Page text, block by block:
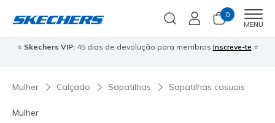
0
MENU
⭐ Skechers VIP:45 dias de devolução para membros Inscreve-te ⭐
Mulher Calçado Sapatilhas Sapatilhas casuais
Mulher